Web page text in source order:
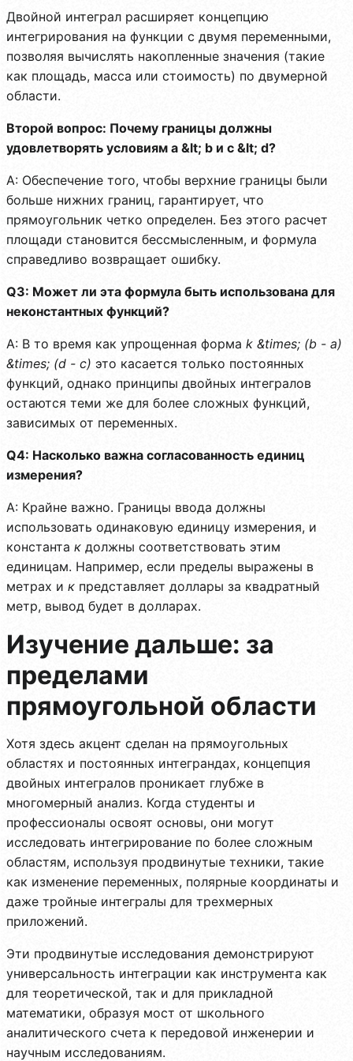
Двойной интеграл расширяет концепцию
интегрирования на функции с двумя переменными,
позволяя вычислять накопленные значения (такие
как площадь, масса или стоимость) по двумерной
области.
Второй вопрос: Почему границы должны
удовлетворять условиям a &lt; b и c &lt; d?
A: Обеспечение того, чтобы верхние границы были
больше нижних границ, гарантирует, что
прямоугольник четко определен. Без этого расчет
площади становится бессмысленным, и формула
справедливо возвращает ошибку.
Q3: Может ли эта формула быть использована для
неконстантных функций?
A: В то время как упрощенная форма k &times; (b - a)
&times; (d - c) это касается только постоянных
функций, однако принципы двойных интегралов
остаются теми же для более сложных функций,
зависимых от переменных.
Q4: Насколько важна согласованность единиц
измерения?
A: Крайне важно. Границы ввода должны
использовать одинаковую единицу измерения, и
константа к должны соответствовать этим
единицам. Например, если пределы выражены в
метрах и к представляет доллары за квадратный
метр, вывод будет в долларах.
Изучение дальше: за
пределами
прямоугольной области
Хотя здесь акцент сделан на прямоугольных
областях и постоянных интеграндах, концепция
двойных интегралов проникает глубже в
многомерный анализ. Когда студенты и
профессионалы освоят основы, они могут
исследовать интегрирование по более сложным
областям, используя продвинутые техники, такие
как изменение переменных, полярные координаты и
даже тройные интегралы для трехмерных
приложений.
Эти продвинутые исследования демонстрируют
универсальность интеграции как инструмента как
для теоретической, так и для прикладной
математики, образуя мост от школьного
аналитического счета к передовой инженерии и
научным исследованиям.